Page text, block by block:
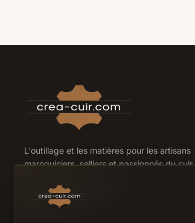
L'outillage et les matières pour les artisans
maroquiniers, selliers et passionnés du cuir.